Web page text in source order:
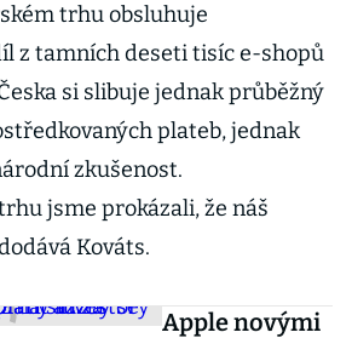
trhu obsluhuje
z tamních deseti tisíc e-shopů
si slibuje jednak průběžný
plateb, jednak
zkušenost.
jsme prokázali, že náš
Kováts.
Apple novými